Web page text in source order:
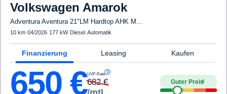
Volkswagen Amarok
Adventura Aventura 21"LM Hardtop AHK M...
10 km·04/2026· 177 kW· Diesel·Automatik
Finanzierung Leasing Kaufen
650 €UVP-Rate 3
682€ Guter Preis4